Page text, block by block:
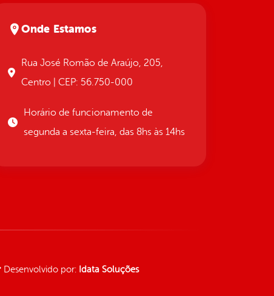
Onde Estamos
Rua José Romão de Araújo, 205,
Centro | CEP: 56.750-000
Horário de funcionamento de
segunda a sexta-feira, das 8hs às 14hs
Desenvolvido por: Idata Soluções